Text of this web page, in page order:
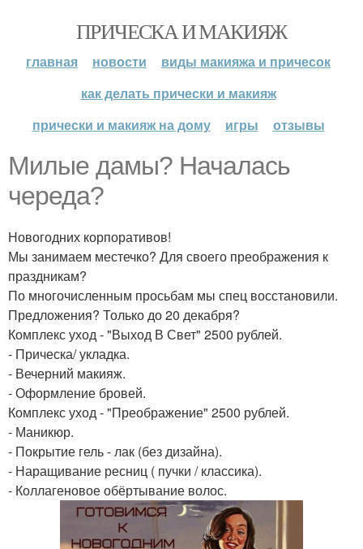
ПРИЧЕСКА И МАКИЯЖ
главная новости
виды макияжа и причесок
как делать прически и макияж
прически и макияж на дому
игры отзывы
Милые дамы? Началась
череда?
Новогодних корпоративов!
Мы занимаем местечко? Для своего преображения к
праздникам?
По многочисленным просьбам мы спец восстановили.
Предложения? Только до 20 декабря?
Комплекс уход - "Выход В Свет" 2500 рублей.
- Прическа/ укладка.
- Вечерний макияж.
- Оформление бровей.
Комплекс уход - "Преображение" 2500 рублей.
- Маникюр.
- Покрытие гель - лак (без дизайна).
- Наращивание ресниц ( пучки / классика).
- Коллагеновое обёртывание волос.